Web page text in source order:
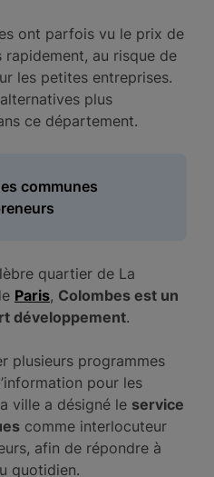
ont parfois vu le prix de
rapidement, au risque de
les petites entreprises.
plus
ce département.
communes
quartier de La
Paris, Colombes est un
développement.
plusieurs programmes
pour les
ville a désigné le service
comme interlocuteur
afin de répondre à
quotidien.